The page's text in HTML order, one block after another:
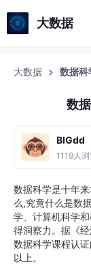
大数据
大数据 数据科
数
BIGdd
1119人
数据科学是十年
么,究竟什么是数
学、计算机科学
得洞察力。据《
数据科学课程认
以上。